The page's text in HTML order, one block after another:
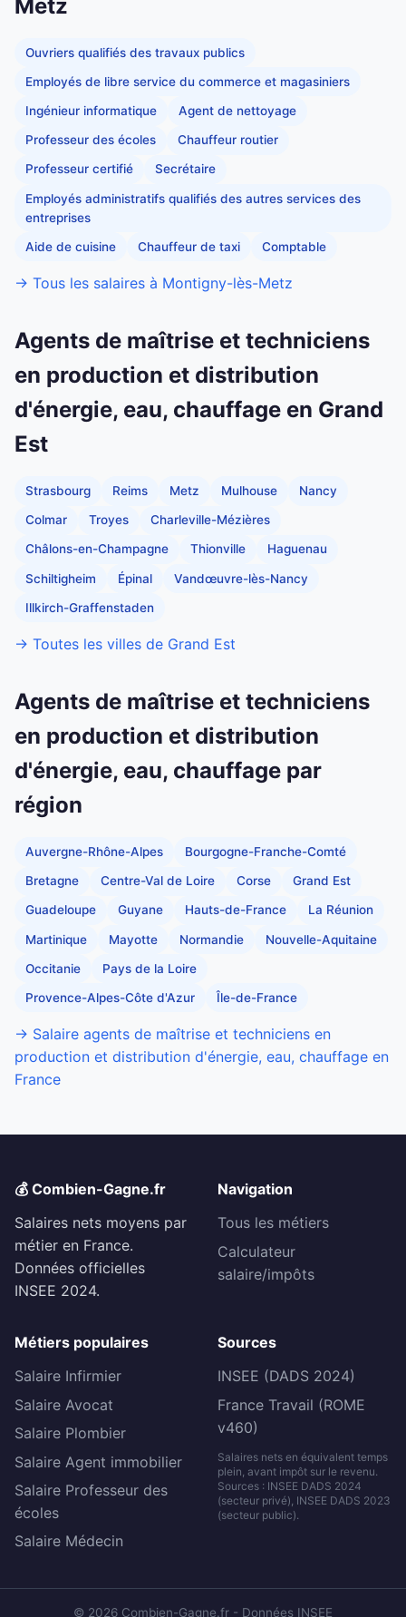
Metz
Ouvriers qualifiés des travaux publics
Employés de libre service du commerce et magasiniers
Ingénieur informatique Agent de nettoyage
Professeur des écoles Chauffeur routier
Professeur certifié Secrétaire
Employés administratifs qualifiés des autres services des
entreprises
Aide de cuisine Chauffeur de taxi Comptable
→ Tous les salaires à Montigny-lès-Metz
Agents de maîtrise et techniciens
en production et distribution
d'énergie, eau, chauffage en Grand
Est
Strasbourg Reims Metz Mulhouse Nancy
Colmar Troyes Charleville-Mézières
Châlons-en-Champagne Thionville Haguenau
Schiltigheim Épinal Vandœuvre-lès-Nancy
Illkirch-Graffenstaden
→ Toutes les villes de Grand Est
Agents de maîtrise et techniciens
en production et distribution
d'énergie, eau, chauffage par
région
Auvergne-Rhône-Alpes Bourgogne-Franche-Comté
Bretagne Centre-Val de Loire Corse Grand Est
Guadeloupe Guyane Hauts-de-France La Réunion
Martinique Mayotte Normandie Nouvelle-Aquitaine
Occitanie Pays de la Loire
Provence-Alpes-Côte d'Azur Île-de-France
→ Salaire agents de maîtrise et techniciens en
production et distribution d'énergie, eau, chauffage en
France
💰 Combien-Gagne.fr
Salaires nets moyens par
métier en France.
Données officielles
INSEE 2024.
Navigation
Tous les métiers
Calculateur
salaire/impôts
Métiers populaires
Salaire Infirmier
Salaire Avocat
Salaire Plombier
Salaire Agent immobilier
Salaire Professeur des
écoles
Salaire Médecin
Sources
INSEE (DADS 2024)
France Travail (ROME
v460)
Salaires nets en équivalent temps
plein, avant impôt sur le revenu.
Sources : INSEE DADS 2024
(secteur privé), INSEE DADS 2023
(secteur public).
© 2026 Combien-Gagne.fr - Données INSEE